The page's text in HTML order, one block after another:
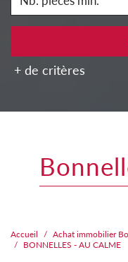
+ de critères
Accueil Achat immobilier
BONNELLES - AU CALME